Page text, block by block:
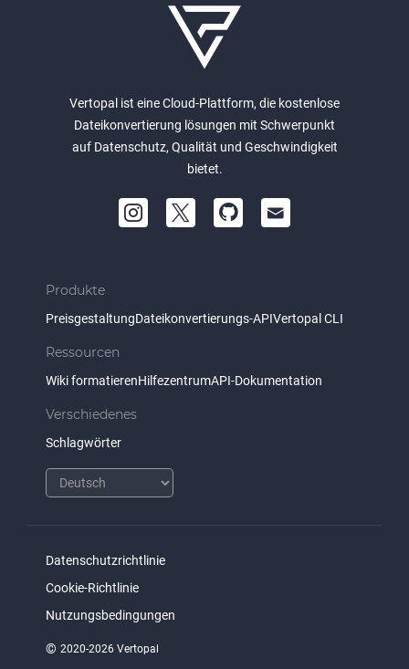
Vertopal ist eine Cloud-Plattform, die kostenlose
Dateikonvertierung lösungen mit Schwerpunkt
auf Datenschutz, Qualität und Geschwindigkeit
bietet.
Produkte
PreisgestaltungDateikonvertierungs-APIVertopal CLI
Ressourcen
Wiki formatierenHilfezentrumAPI-Dokumentation
Verschiedenes
Schlagwörter
Datenschutzrichtlinie
Cookie-Richtlinie
Nutzungsbedingungen
© 2020-2026 Vertopal